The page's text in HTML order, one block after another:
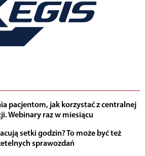
pacjentom, jak korzystać z centralnej
Webinary raz w miesiącu
setki godzin? To może być też
sprawozdań